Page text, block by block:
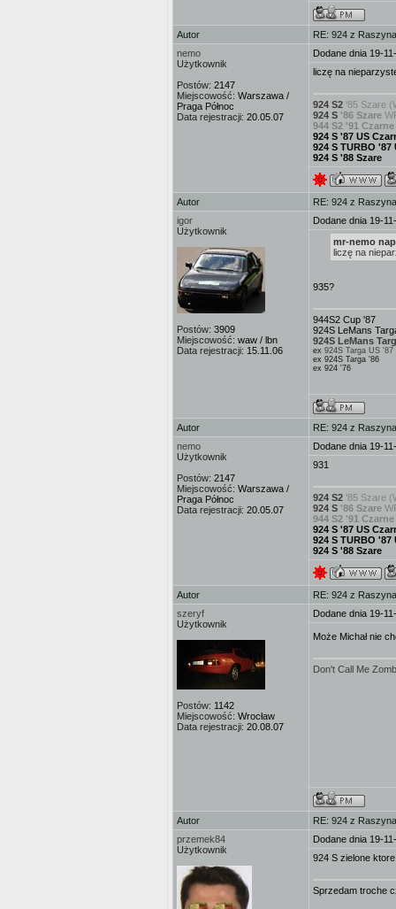
Autor
RE: 924 z
nemo
Użytkownik
Postów: 2147
Miejscowość: Warszawa /
Praga Północ
Data rejestracji: 20.05.07
Dodane dnia 19-
liczę na
924 S2 '85 Szare
924 S '86 Szare
944 S2 '91 Czarne
924 S '87 US
924 S TURBO '87
924 S '88 Szare
Autor
RE: 924 z
igor
Użytkownik
Postów: 3909
Miejscowość: waw / lbn
Data rejestracji: 15.11.06
Dodane dnia 19-
mr-nemo
liczę na
935?
944S2 Cup '87
924S LeMans
924S LeMans
ex 924S Targa US '87
ex 924S Targa '86
ex 924 '76
Autor
RE: 924 z
nemo
Użytkownik
Postów: 2147
Miejscowość: Warszawa /
Praga Północ
Data rejestracji: 20.05.07
Dodane dnia 19-
931
924 S2 '85 Szare
924 S '86 Szare
944 S2 '91 Czarne
924 S '87 US
924 S TURBO '87
924 S '88 Szare
Autor
RE: 924 z
szeryf
Użytkownik
Postów: 1142
Miejscowość: Wrocław
Data rejestracji: 20.08.07
Dodane dnia 19-
Może Michał nie
Don't Call Me
Autor
RE: 924 z
przemek84
Użytkownik
Dodane dnia 19-
924 S zielone
Sprzedam troche